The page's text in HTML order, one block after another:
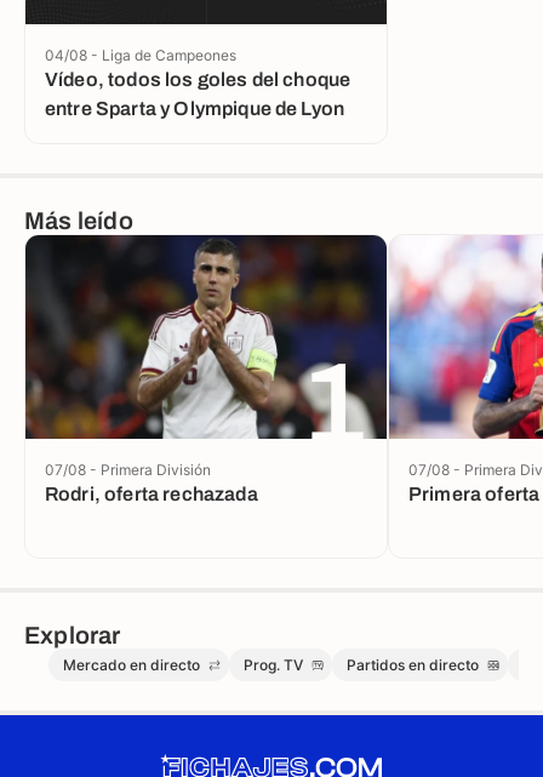
Vídeo, todos los goles del choque
entre Sparta y Olympique de Lyon
04/08 - Liga de Campeones
Más leído
1
Rodri, oferta rechazada
07/08 - Primera División
Primera
07/08 - Primera
Explorar
Mercado en directo Prog. TV Partidos en directo